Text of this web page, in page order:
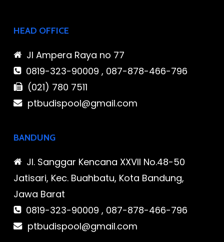
HEAD OFFICE
Jl Ampera Raya no 77
0819-323-90009 , 087-878-466-796
(021) 780 7511
ptbudispool@gmail.com
BANDUNG
Jl. Sanggar Kencana XXVII No.48-50
Jatisari, Kec. Buahbatu, Kota Bandung,
Jawa Barat
0819-323-90009 , 087-878-466-796
ptbudispool@gmail.com